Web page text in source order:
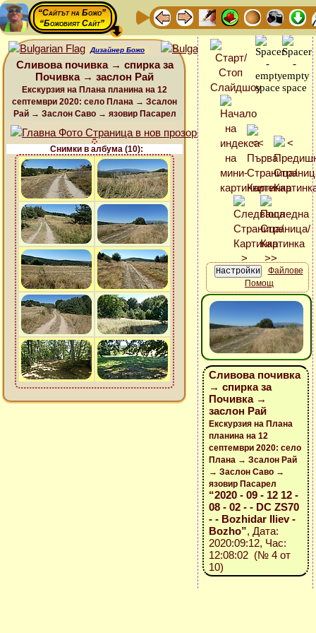
“Сайтът на Божо”
“Божовият Сайт”
Дизайнер Божо
Сливова почивка → спирка за
Почивка → заслон Рай
Екскурзия на Плана планина на 12
септември 2020: село Плана → Зсалон
Рай → Заслон Саво → язовир Пасарел
Снимки в албума (10):
Файлове
Помощ
Сливова почивка
→ спирка за
Почивка →
заслон Рай
Екскурзия на Плана
планина на 12
септември 2020: село
Плана → Зсалон Рай
→ Заслон Саво →
язовир Пасарел
“2020 - 09 - 12 12 -
08 - 02 - - DC ZS70
- - Bozhidar Iliev -
Bozho”, Дата:
2020:09:12, Час:
12:08:02 (№ 4 от
10)